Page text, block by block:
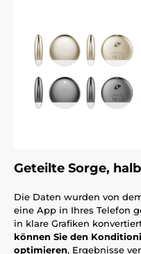
Geteilte Sorge,
Die Daten wurden von
eine App in Ihres Telefon
in klare Grafiken
können Sie den
optimieren, Ergebnisse